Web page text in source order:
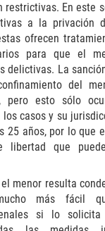
USE OF A
POSSESSION
36
restrictivas. En este
a la privación
ofrecen
para que el
delictivas. La
del
pero esto sólo
los casos y su
25 años, por lo que
libertad que
menor resulta
más fácil
si lo